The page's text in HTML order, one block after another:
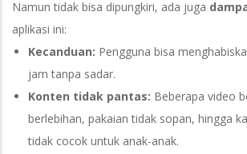
Namun tidak bisa dipungkiri, ada juga
aplikasi ini:
Kecanduan: Pengguna bisa
jam tanpa sadar.
Konten tidak pantas: Beberapa video
berlebihan, pakaian tidak sopan, hingga
tidak cocok untuk anak-anak.